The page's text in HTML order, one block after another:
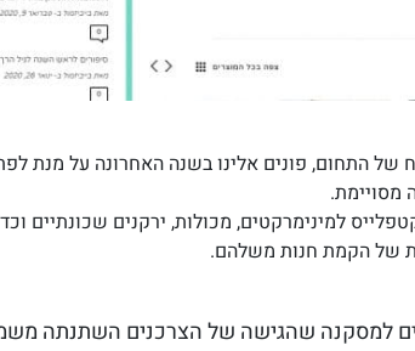
מסויימת.
למינימרקטים, מכולות, ירקנים שכונתיים
של הקמת חנות משלהם.
למסקנה שהגישה של הצרכנים השתנתה